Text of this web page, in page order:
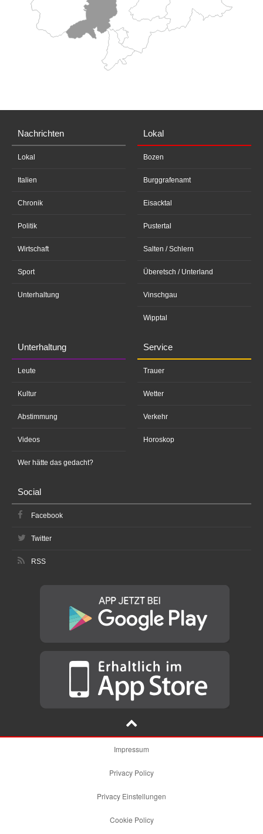
Nachrichten
Lokal
Italien
Chronik
Politik
Wirtschaft
Sport
Unterhaltung
Lokal
Bozen
Burggrafenamt
Eisacktal
Pustertal
Salten / Schlern
Überetsch / Unterland
Vinschgau
Wipptal
Unterhaltung
Leute
Kultur
Abstimmung
Videos
Wer hätte das gedacht?
Service
Trauer
Wetter
Verkehr
Horoskop
Social
Facebook
Twitter
RSS
Impressum
Privacy Policy
Privacy Einstellungen
Cookie Policy